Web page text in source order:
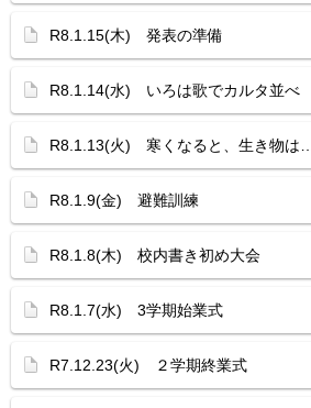
R8.1.15(木) 発表の準備
R8.1.14(水) いろは歌でカルタ並べ
R8.1.13(火) 寒くなると、生き物は…
R8.1.9(金) 避難訓練
R8.1.8(木) 校内書き初め大会
R8.1.7(水) 3学期始業式
R7.12.23(火) ２学期終業式